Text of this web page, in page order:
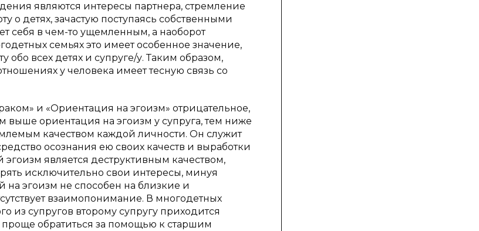
являются интересы партнера, стремление
о детях, зачастую поступаясь собственными
себя в чем-то ущемленным, а наоборот
семьях это имеет особенное значение,
обо всех детях и супруге/у. Таким образом,
у человека имеет тесную связь со
и «Ориентация на эгоизм» отрицательное,
выше ориентация на эгоизм у супруга, тем ниже
качеством каждой личности. Он служит
осознания ею своих качеств и выработки
является деструктивным качеством,
исключительно свои интересы, минуя
эгоизм не способен на близкие и
взаимопонимание. В многодетных
из супругов второму супругу приходится
обратиться за помощью к старшим